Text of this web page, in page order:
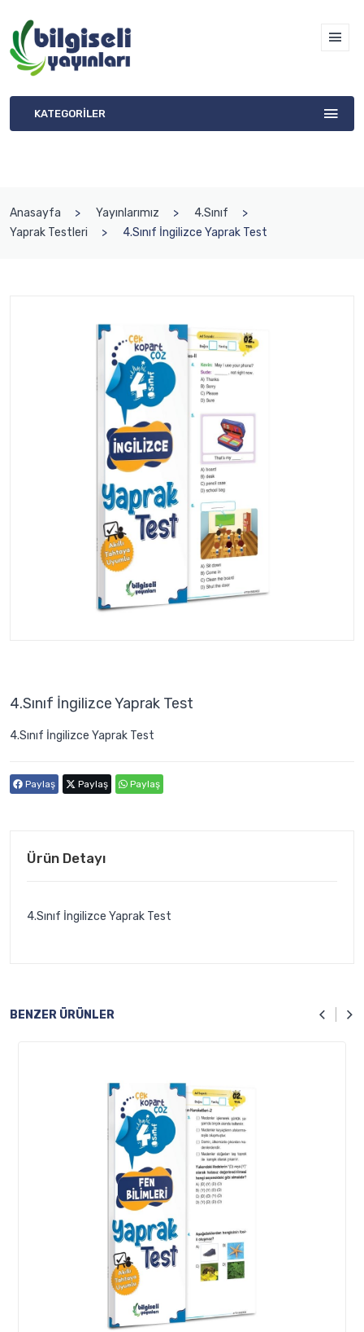
KATEGORİLER
Anasayfa Yayınlarımız
4.Sınıf
Yaprak Testleri
4.Sınıf İngilizce Yaprak Test
4.Sınıf İngilizce Yaprak Test
4.Sınıf İngilizce Yaprak Test
Paylaş Paylaş Paylaş
Ürün Detayı
4.Sınıf İngilizce Yaprak Test
BENZER ÜRÜNLER